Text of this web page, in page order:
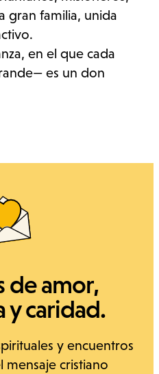
gran familia, unida
en el que cada
es un don
de amor,
y caridad.
y encuentros
cristiano